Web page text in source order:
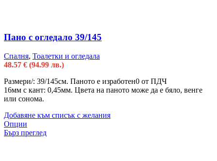
Пано с огледало 39/145
Спалня, Тоалетки и огледала
48.57 € (94.99 лв.)
Размери/: 39/145см. Паното е изработен0 от ПДЧ
16мм с кант: 0,45мм. Цвета на паното може да е бяло, венге
или сонома.
Добавяне към списък с желания
Опции
Бърз преглед